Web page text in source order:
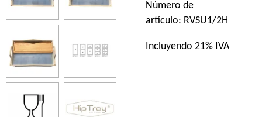
Número de
artículo: RVSU1/2H
Incluyendo 21% IVA